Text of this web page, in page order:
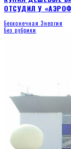
ОТСУДИЛ У
Бесконечная Энергия
Без рубрики